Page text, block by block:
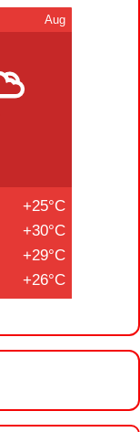
Aug
+25°C
+30°C
+29°C
+26°C